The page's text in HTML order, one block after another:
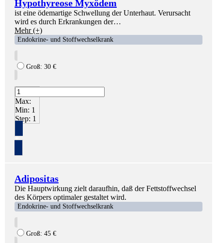
Hypothyreose Myxödem
ist eine ödemartige Schwellung der Unterhaut. Verursacht
wird es durch Erkrankungen der…
Mehr (+)
Endokrine- und Stoffwechselkrank
Groß: 30 €
Max:
Min: 1
Step: 1
+
Adipositas
Die Hauptwirkung zielt daraufhin, daß der Fettstoffwechsel
des Körpers optimaler gestaltet wird.
Endokrine- und Stoffwechselkrank
Groß: 45 €